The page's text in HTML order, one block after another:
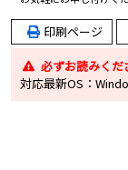
印刷ページ
必ずお読みくだ
対応最新OS：